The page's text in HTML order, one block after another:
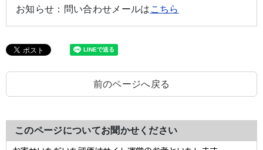
お知らせ： 問い合わせメールは こちら
前のページへ戻る
このページについてお聞かせください